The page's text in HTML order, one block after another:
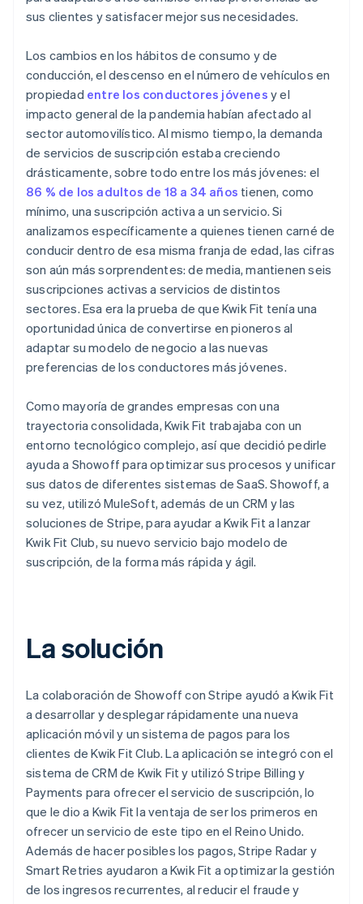
sus clientes y satisfacer mejor sus necesidades.
Los cambios en los hábitos de consumo y de
conducción, el descenso en el número de vehículos en
propiedad entre los conductores jóvenes y el
impacto general de la pandemia habían afectado al
sector automovilístico. Al mismo tiempo, la demanda
de servicios de suscripción estaba creciendo
drásticamente, sobre todo entre los más jóvenes: el
86 % de los adultos de 18 a 34 años tienen, como
mínimo, una suscripción activa a un servicio. Si
analizamos específicamente a quienes tienen carné de
conducir dentro de esa misma franja de edad, las cifras
son aún más sorprendentes: de media, mantienen seis
suscripciones activas a servicios de distintos
sectores. Esa era la prueba de que Kwik Fit tenía una
oportunidad única de convertirse en pioneros al
adaptar su modelo de negocio a las nuevas
preferencias de los conductores más jóvenes.
Como mayoría de grandes empresas con una
trayectoria consolidada, Kwik Fit trabajaba con un
entorno tecnológico complejo, así que decidió pedirle
ayuda a Showoff para optimizar sus procesos y unificar
sus datos de diferentes sistemas de SaaS. Showoff, a
su vez, utilizó MuleSoft, además de un CRM y las
soluciones de Stripe, para ayudar a Kwik Fit a lanzar
Kwik Fit Club, su nuevo servicio bajo modelo de
suscripción, de la forma más rápida y ágil.
La solución
La colaboración de Showoff con Stripe ayudó a Kwik Fit
a desarrollar y desplegar rápidamente una nueva
aplicación móvil y un sistema de pagos para los
clientes de Kwik Fit Club. La aplicación se integró con el
sistema de CRM de Kwik Fit y utilizó Stripe Billing y
Payments para ofrecer el servicio de suscripción, lo
que le dio a Kwik Fit la ventaja de ser los primeros en
ofrecer un servicio de este tipo en el Reino Unido.
Además de hacer posibles los pagos, Stripe Radar y
Smart Retries ayudaron a Kwik Fit a optimizar la gestión
de los ingresos recurrentes, al reducir el fraude y